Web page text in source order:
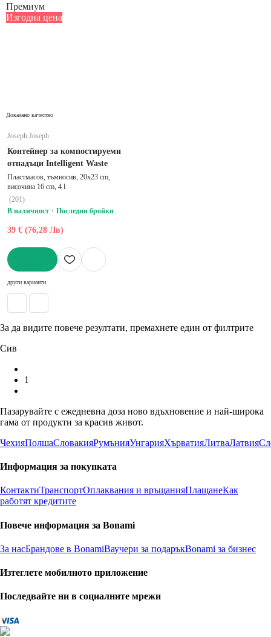
Премиум
Изгодна цена
Доказано качество
Joseph Joseph
Контейнер за компостируеми
отпадъци Intelligent Waste
Пластмасов, тъмносив, 20x23 cm,
височина 16 cm, 4 l
(201)
В наличност
Последни бройки
39 € (76,28 Лв)
други варианти
За да видите повече резултати, премахнете един от филтрите
Сив
1
Пазарувайте с ежедневна доза ново вдъхновение и най-широка
гама от продукти за красив живот.
ЧехияПолшаСловакияРумънияУнгарияХърватияЛитваЛатвия
Информация за покупката
КонтактиТранспортОплаквания и връщанияПлащанеКак
работят кредитите
Повече информация за Bonami
За насБрандове в BonamiВаучери за подаръкBonami за бизнес
Изтеглете мобилното приложение
Последвайте ни в социалните мрежи